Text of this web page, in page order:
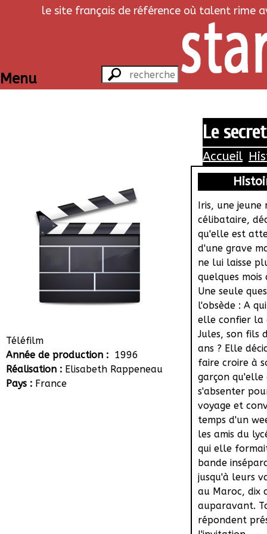
le site français de référence où talent rime
Menu
Téléfilm
Année de production : 1996
Réalisation : Elisabeth Rappeneau
Pays : France
Le
Accueil
Iris, une jeune
célibataire,
qu'elle est
d'une grave
ne lui laisse
quelques mois
Une seule
l'obsède : A
elle confier la
Jules, son fils
ans ? Elle
faire croire à
garçon qu'elle
s'absenter
voyage et
temps d'un
les amis du
qui elle
bande
jusqu'à leurs
au Maroc, dix
auparavant.
répondent